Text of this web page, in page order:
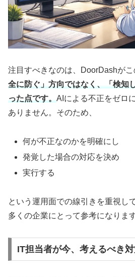
注目すべきなのは、DoorDashが
全に防ぐ」方向ではなく、「検知
った点です。 AIによる不正をゼロ
ありません。そのため、
何が不正なのかを明確にし
発覚した場合の対応を決め
実行する
という運用面での線引きを重視し
多くの企業にとって参考になります
IT担当者が今、考えるべき